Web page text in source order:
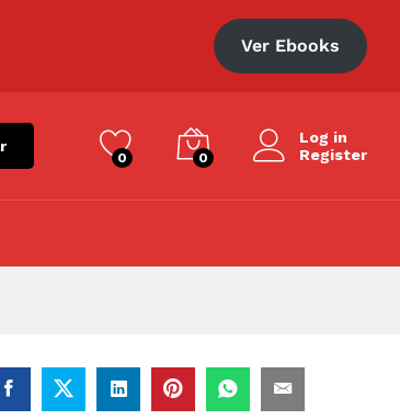
Ver Ebooks
0 0
Log in
Register
Añadir al carrito